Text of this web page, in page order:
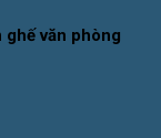
ghế văn phòng